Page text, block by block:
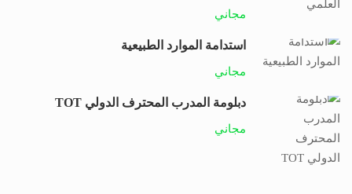
مجاني
استدامة الموارد الطبيعية
مجاني
دبلومة المدرب المحترف الدولي TOT
مجاني